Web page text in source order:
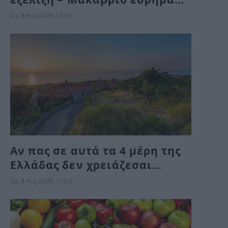
κοντά σε εκκλησάκι –
Σα, 8 Αυγ 2026 13:16
Αν πας σε αυτά τα 4 μέρη της
Ελλάδας δεν χρειάζεσαι
κλιματιστικό ούτε τον
Σα, 8 Αυγ 2026 11:03